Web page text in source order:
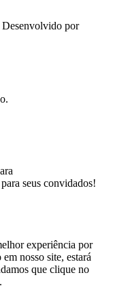
Desenvolvido por
seus convidados!
experiência por
nosso site, estará
que clique no
.